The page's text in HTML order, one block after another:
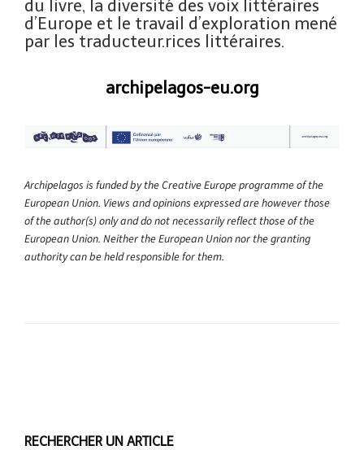
du livre, la diversité des voix littéraires
d’Europe et le travail d’exploration mené
par les traducteur.rices littéraires.
archipelagos-eu.org
Archipelagos is funded by the Creative Europe programme of the
European Union. Views and opinions expressed are however those
of the author(s) only and do not necessarily reflect those of the
European Union. Neither the European Union nor the granting
authority can be held responsible for them.
RECHERCHER UN ARTICLE